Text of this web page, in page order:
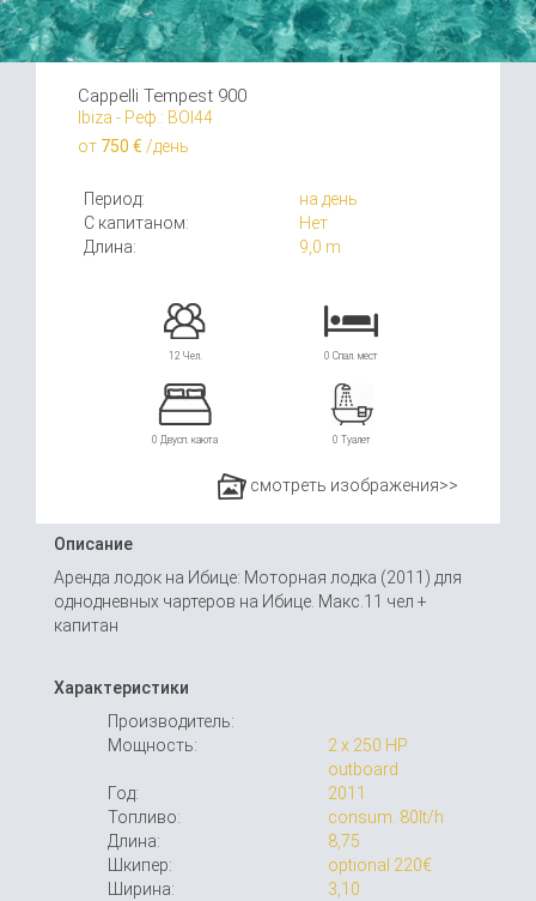
Cappelli Tempest 900
Ibiza - Реф.: BOI44
от 750 € /день
Период:
на день
С капитаном:
Нет
Длина:
9,0 m
12 Чел. 0 Спал. мест
0 Двусп. каюта 0 Туалет
смотреть изображения>>
Описание
Аренда лодок на Ибице: Моторная лодка (2011) для
однодневных чартеров на Ибице. Макс.11 чел +
капитан
Характеристики
Производитель:
Мощность:
2 x 250 HP
outboard
Год:
2011
Топливо:
consum. 80lt/h
Длина:
8,75
Шкипер:
optional 220€
Ширина:
3,10